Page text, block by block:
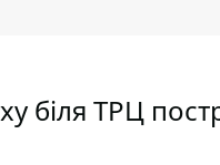
біля ТРЦ